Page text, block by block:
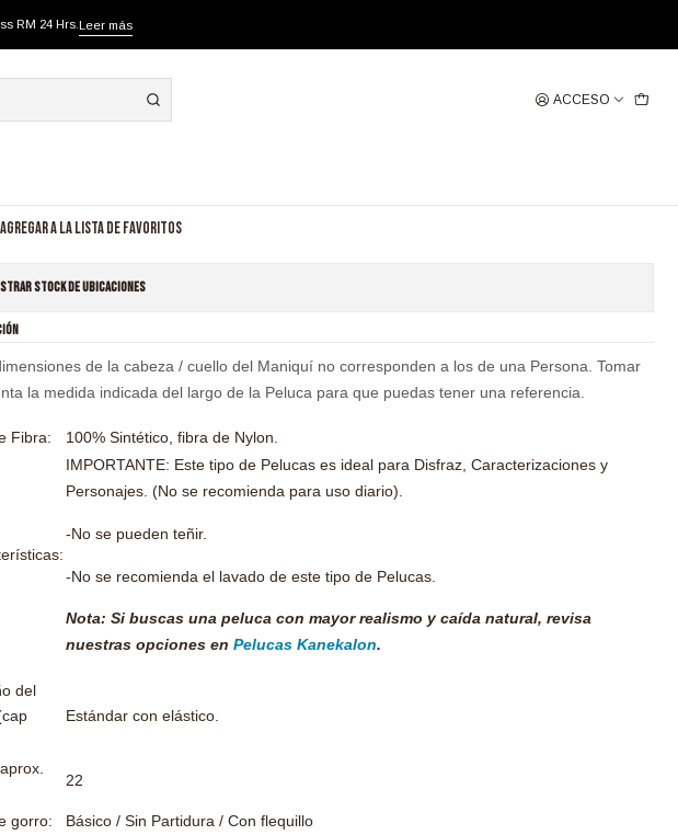
ACCESO
RM 24 Hrs. Leer más
DRACO CORTA ROJO
Agregar a la lista de favoritos
stock de ubicaciones
de la cabeza / cuello del Maniquí no corresponden a los de una Persona. Tomar
la medida indicada del largo de la Peluca para que puedas tener una referencia.
Fibra: 100% Sintético, fibra de Nylon.
IMPORTANTE: Este tipo de Pelucas es ideal para Disfraz, Caracterizaciones y
Personajes. (No se recomienda para uso diario).
-No se pueden teñir.
-No se recomienda el lavado de este tipo de Pelucas.
Nota: Si buscas una peluca con mayor realismo y caída natural, revisa
nuestras opciones en Pelucas Kanekalon.
del
Estándar con elástico.
22
gorro:
Básico / Sin Partidura / Con flequillo